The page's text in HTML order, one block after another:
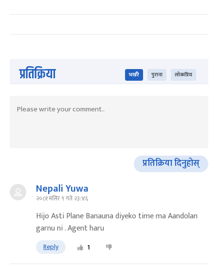
प्रतिक्रिया भर्खरै पुराना लोकप्रिय
प्रतिक्रिया दिनुहोस्
Nepali Yuwa
२०८१ मंसिर ९ गते २३:४६
Hijo Asti Plane Banauna diyeko time ma Aandolan
garnu ni . Agent haru
Reply 1